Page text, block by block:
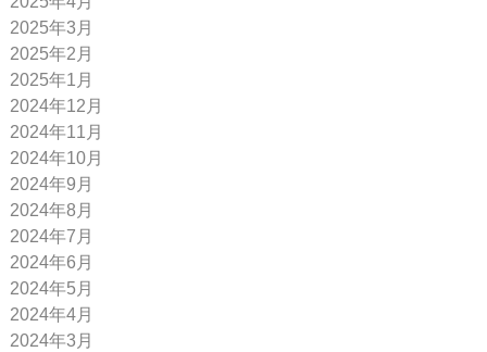
2025年3月
2025年2月
2025年1月
2024年12月
2024年11月
2024年10月
2024年9月
2024年8月
2024年7月
2024年6月
2024年5月
2024年4月
2024年3月